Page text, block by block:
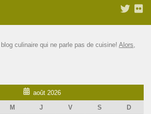
culinaire qui ne parle pas de cuisine! Alors,
août 2026
M J V S
D